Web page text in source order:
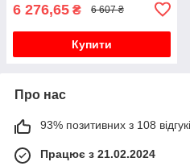
6 276,65 ₴ 6 607 ₴
Купити
Про нас
93% позитивних з 108
Працює з 21.02.2024